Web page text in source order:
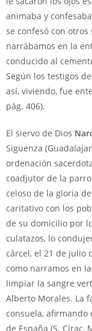
animaba y
se confesó con
narrábamos en la
conducido al
Según los testigos
así, viviendo, fue
pág. 406).
El siervo de Dios
Sigüenza
ordenación
coadjutor de la
celoso de la gloria
caritativo con los
de su domicilio por
culatazos, lo
cárcel, el 21 de julio
como narramos en
limpiar la sangre
Alberto Morales. La
consuela, afirmando
de España (S. Cirac,